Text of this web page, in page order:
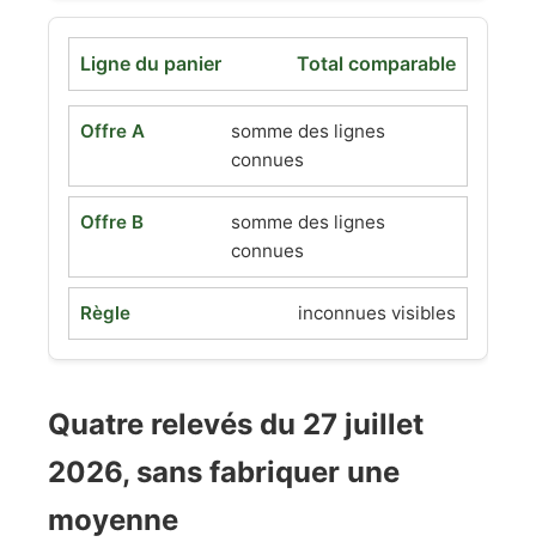
Total comparable
somme des lignes
connues
somme des lignes
connues
inconnues visibles
Quatre relevés du 27 juillet
2026, sans fabriquer une
moyenne